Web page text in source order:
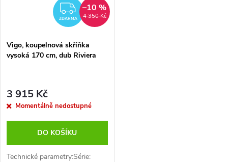
ZDARMA
ZDARMA 4 350 Kč
–10 %
Vigo, koupelnová skříňka
vysoká 170 cm, dub Riviera
3 915 Kč
Momentálně nedostupné
DO KOŠÍKU
Technické parametry:Série: